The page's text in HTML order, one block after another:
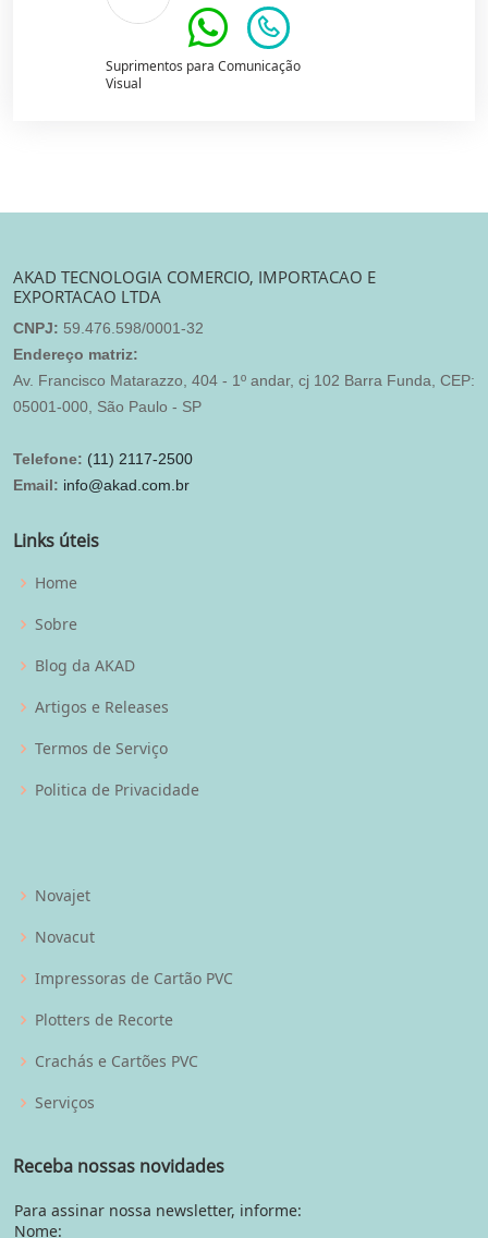
Suprimentos para Comunicação
Visual
AKAD TECNOLOGIA COMERCIO, IMPORTACAO E
EXPORTACAO LTDA
CNPJ: 59.476.598/0001-32
Endereço matriz:
Av. Francisco Matarazzo, 404 - 1º andar, cj 102 Barra Funda, CEP:
05001-000, São Paulo - SP
Telefone: (11) 2117-2500
Email: info@akad.com.br
Links úteis
Home
Sobre
Blog da AKAD
Artigos e Releases
Termos de Serviço
Politica de Privacidade
Novajet
Novacut
Impressoras de Cartão PVC
Plotters de Recorte
Crachás e Cartões PVC
Serviços
Receba nossas novidades
Para assinar nossa newsletter, informe:
Nome: